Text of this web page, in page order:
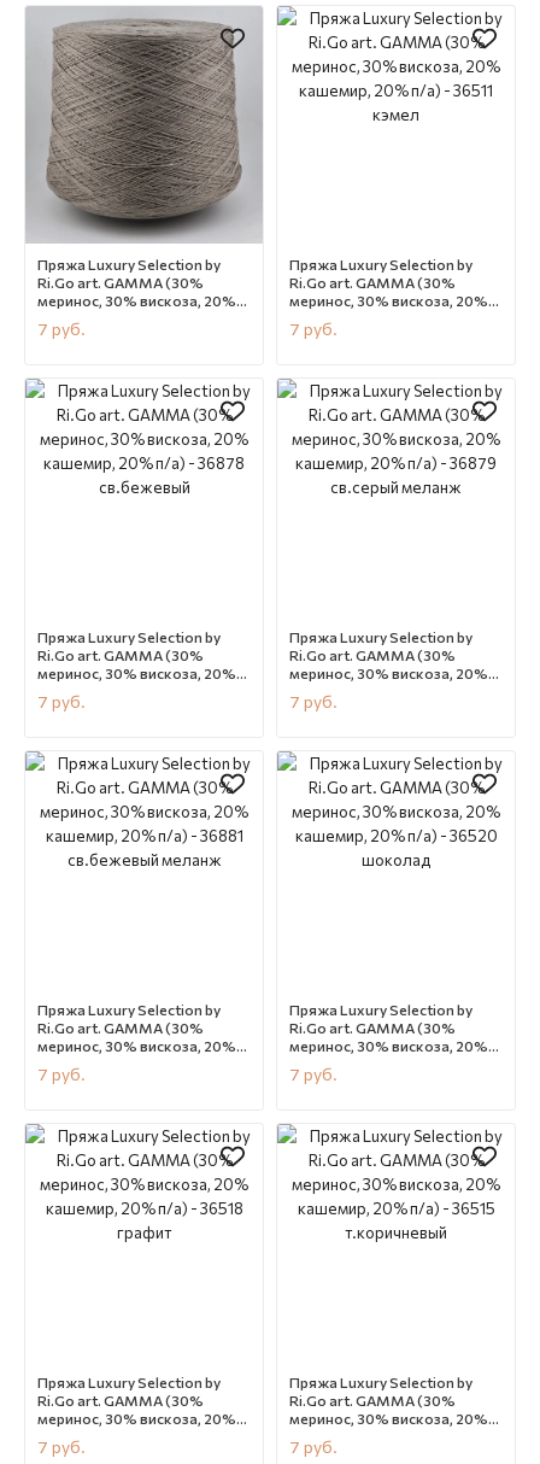
В наличии CN12169 В наличии CN12168
Пряжа Luxury Selection by
Ri.Go art. GAMMA (30%
меринос, 30% вискоза, 20%
кашемир, 20% п/а) - 36512
тауп
7 руб.
В наличии CN12167
Пряжа Luxury Selection by
Ri.Go art. GAMMA (30%
меринос, 30% вискоза, 20%
кашемир, 20% п/а) - 36511
кэмел
7 руб.
В наличии CN12166
Пряжа Luxury Selection by
Ri.Go art. GAMMA (30%
меринос, 30% вискоза, 20%
кашемир, 20% п/а) - 36878
св.бежевый
7 руб.
В наличии CN12165
Пряжа Luxury Selection by
Ri.Go art. GAMMA (30%
меринос, 30% вискоза, 20%
кашемир, 20% п/а) - 36879
св.серый меланж
7 руб.
В наличии CN12164
Пряжа Luxury Selection by
Ri.Go art. GAMMA (30%
меринос, 30% вискоза, 20%
кашемир, 20% п/а) - 36881
св.бежевый меланж
7 руб.
В наличии CN12163
Пряжа Luxury Selection by
Ri.Go art. GAMMA (30%
меринос, 30% вискоза, 20%
кашемир, 20% п/а) - 36520
шоколад
7 руб.
В наличии CN12162
Пряжа Luxury Selection by
Ri.Go art. GAMMA (30%
меринос, 30% вискоза, 20%
кашемир, 20% п/а) - 36518
графит
7 руб.
Пряжа Luxury Selection by
Ri.Go art. GAMMA (30%
меринос, 30% вискоза, 20%
кашемир, 20% п/а) - 36515
т.коричневый
7 руб.